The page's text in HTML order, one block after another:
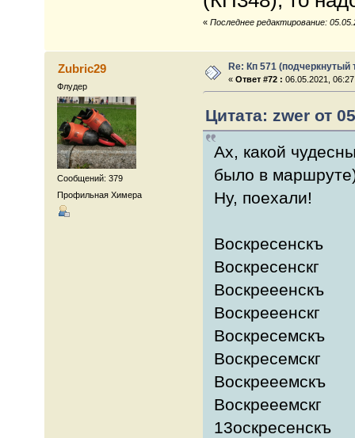
« Последнее редактирование:
Zubric29
Флудер
Сообщений: 379
Профильная Химера
Re: Кп 571 (подчеркнутый
«Ответ #72 : 06.05.2021,
Цитата: zwer от
Ах, какой
было в
Ну, поехали!
Воскресенскъ
Воскресенскг
Воскрееенскъ
Воскрееенскг
Воскресемскъ
Воскресемскг
Воскрееемскъ
Воскрееемскг
13оскресенскъ